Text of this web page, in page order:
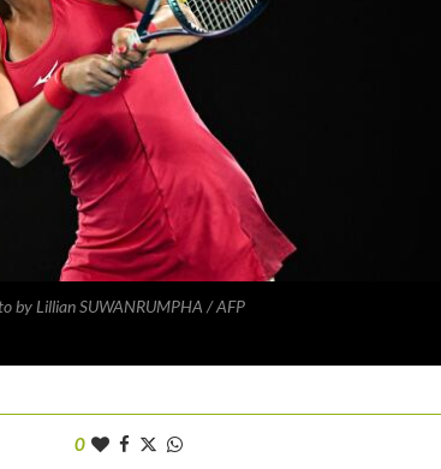
by Lillian SUWANRUMPHA / AFP
0